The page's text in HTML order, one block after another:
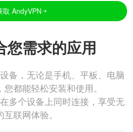
取 AndyVPN
您需求的应用
备，无论是手机、平板、电脑
都能轻松安装和使用。
多个设备上同时连接，享受无
互联网体验。